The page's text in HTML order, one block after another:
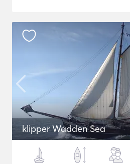
klipper Wadden Sea